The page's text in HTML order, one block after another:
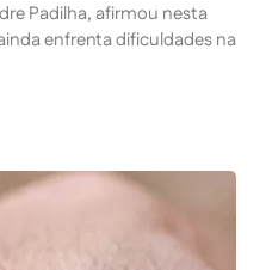
Padilha, afirmou nesta
enfrenta dificuldades na